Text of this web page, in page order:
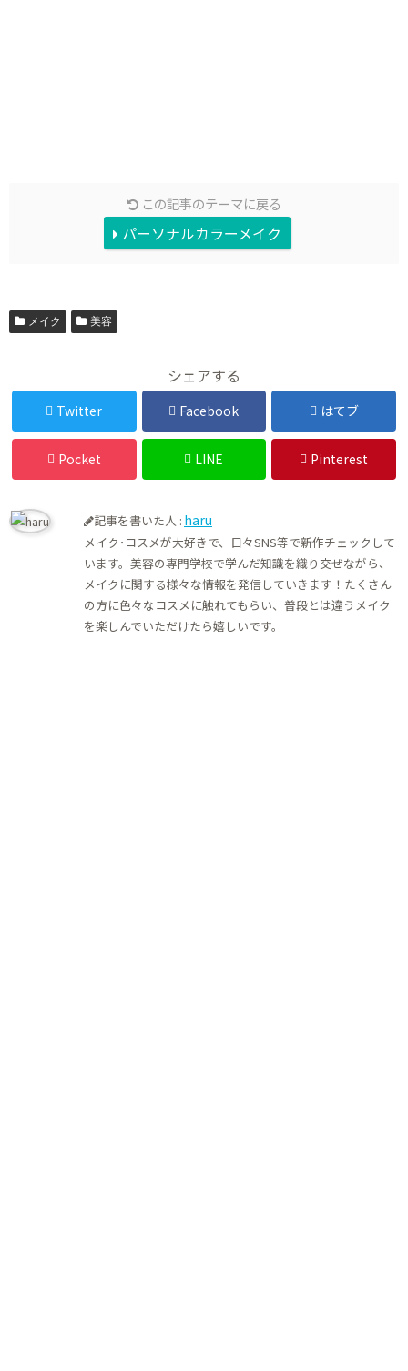
この記事のテーマに戻る
パーソナルカラーメイク
メイク 美容
シェアする
Twitter Facebook はてブ
Pocket LINE Pinterest
記事を書いた人 : haru
メイク･コスメが大好きで、日々SNS等で新作チェックして
います。美容の専門学校で学んだ知識を織り交ぜながら、
メイクに関する様々な情報を発信していきます！たくさん
の方に色々なコスメに触れてもらい、普段とは違うメイク
を楽しんでいただけたら嬉しいです。